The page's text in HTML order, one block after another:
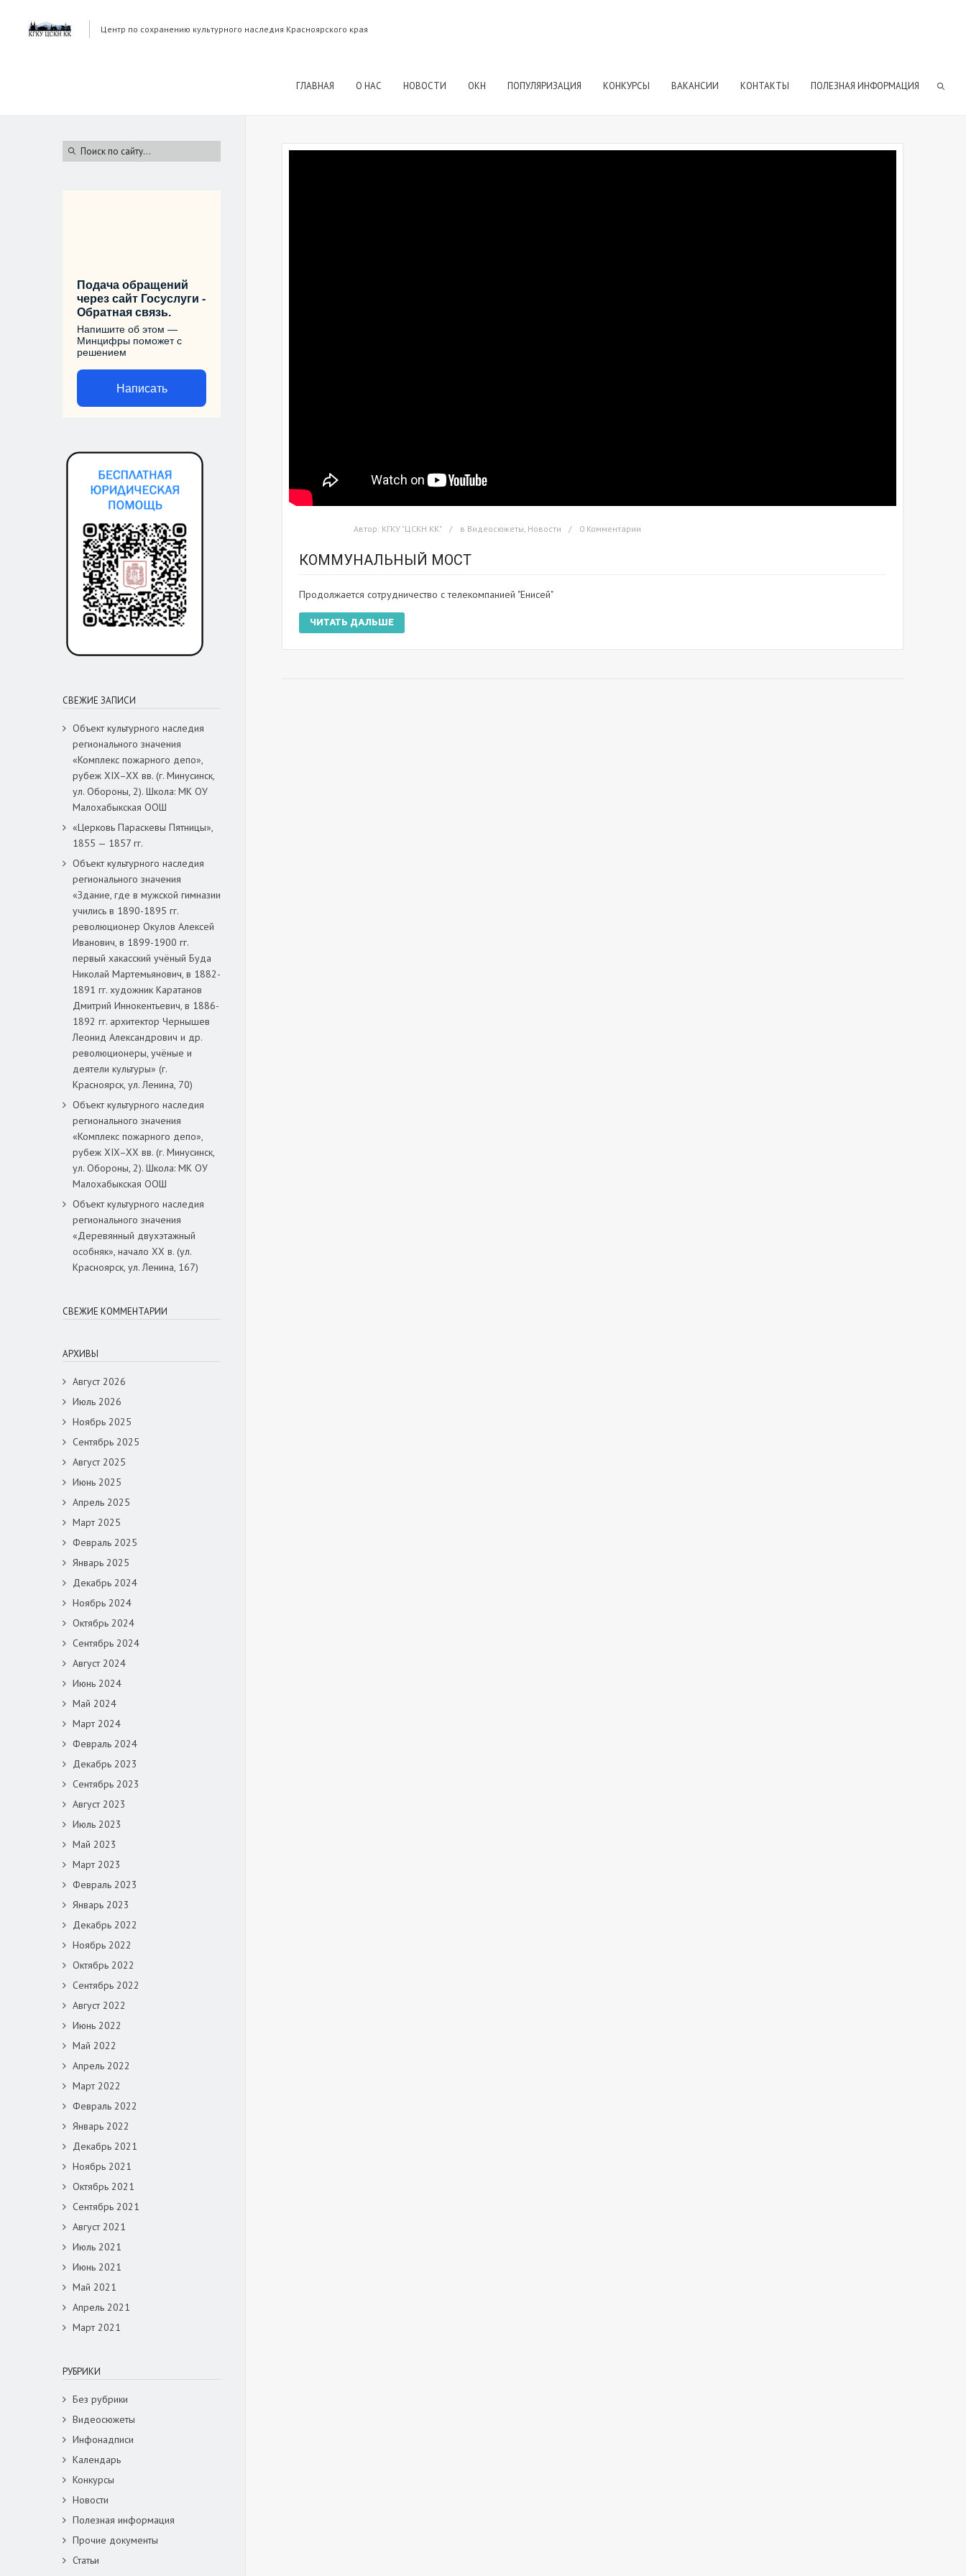
Центр по сохранению культурного наследия Красноярского края
ГЛАВНАЯ О НАС НОВОСТИ ОКН ПОПУЛЯРИЗАЦИЯ КОНКУРСЫ ВАКАНСИИ КОНТАКТЫ ПОЛЕЗНАЯ ИНФОРМАЦИЯ
Автор: КГКУ "ЦСКН КК" в Видеосюжеты, Новости 0 Комментарии
КОММУНАЛЬНЫЙ МОСТ
Продолжается сотрудничество с телекомпанией "Енисей"
ЧИТАТЬ ДАЛЬШЕ
Подача обращений
через сайт Госуслуги -
Обратная связь.
Напишите об этом —
Минцифры поможет с
решением
Написать
СВЕЖИЕ ЗАПИСИ
Объект культурного наследия
регионального значения
«Комплекс пожарного депо»,
рубеж XIX–XX вв. (г. Минусинск,
ул. Обороны, 2). Школа: МК ОУ
Малохабыкская ООШ
«Церковь Параскевы Пятницы»,
1855 — 1857 гг.
Объект культурного наследия
регионального значения
«Здание, где в мужской гимназии
учились в 1890-1895 гг.
революционер Окулов Алексей
Иванович, в 1899-1900 гг.
первый хакасский учёный Буда
Николай Мартемьянович, в 1882-
1891 гг. художник Каратанов
Дмитрий Иннокентьевич, в 1886-
1892 гг. архитектор Чернышев
Леонид Александрович и др.
революционеры, учёные и
деятели культуры» (г.
Красноярск, ул. Ленина, 70)
Объект культурного наследия
регионального значения
«Комплекс пожарного депо»,
рубеж XIX–XX вв. (г. Минусинск,
ул. Обороны, 2). Школа: МК ОУ
Малохабыкская ООШ
Объект культурного наследия
регионального значения
«Деревянный двухэтажный
особняк», начало ХХ в. (ул.
Красноярск, ул. Ленина, 167)
СВЕЖИЕ КОММЕНТАРИИ
АРХИВЫ
Август 2026
Июль 2026
Ноябрь 2025
Сентябрь 2025
Август 2025
Июнь 2025
Апрель 2025
Март 2025
Февраль 2025
Январь 2025
Декабрь 2024
Ноябрь 2024
Октябрь 2024
Сентябрь 2024
Август 2024
Июнь 2024
Май 2024
Март 2024
Февраль 2024
Декабрь 2023
Сентябрь 2023
Август 2023
Июль 2023
Май 2023
Март 2023
Февраль 2023
Январь 2023
Декабрь 2022
Ноябрь 2022
Октябрь 2022
Сентябрь 2022
Август 2022
Июнь 2022
Май 2022
Апрель 2022
Март 2022
Февраль 2022
Январь 2022
Декабрь 2021
Ноябрь 2021
Октябрь 2021
Сентябрь 2021
Август 2021
Июль 2021
Июнь 2021
Май 2021
Апрель 2021
Март 2021
РУБРИКИ
Без рубрики
Видеосюжеты
Инфонадписи
Календарь
Конкурсы
Новости
Полезная информация
Прочие документы
Статьи